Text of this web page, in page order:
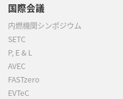
国際会議
内燃機関シンポジウム
SETC
P, E & L
AVEC
FASTzero
EVTeC